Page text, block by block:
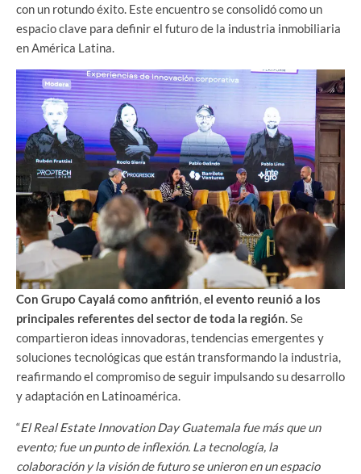
con un rotundo éxito. Este encuentro se consolidó como un
espacio clave para definir el futuro de la industria inmobiliaria
en América Latina.
Con Grupo Cayalá como anfitrión,el evento reunió a los
principales referentes del sector de toda la región. Se
compartieron ideas innovadoras, tendencias emergentes y
soluciones tecnológicas que están transformando la industria,
reafirmando el compromiso de seguir impulsando su desarrollo
y adaptación en Latinoamérica.
“El Real Estate Innovation Day Guatemala fue más que un
evento; fue un punto de inflexión. La tecnología, la
colaboración y la visión de futuro se unieron en un espacio